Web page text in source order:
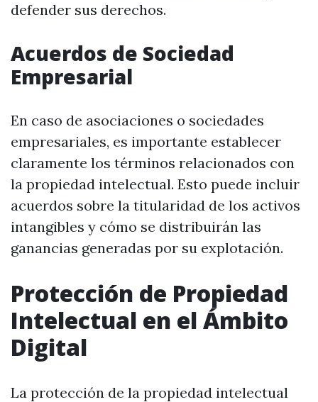
defender sus derechos.
Acuerdos de Sociedad
Empresarial
En caso de asociaciones o sociedades
empresariales, es importante establecer
claramente los términos relacionados con
la propiedad intelectual. Esto puede incluir
acuerdos sobre la titularidad de los activos
intangibles y cómo se distribuirán las
ganancias generadas por su explotación.
Protección de Propiedad
Intelectual en el Ámbito
Digital
La protección de la propiedad intelectual